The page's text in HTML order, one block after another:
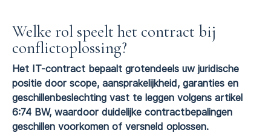
Welke rol speelt het contract bij
conflictoplossing?
Het IT-contract bepaalt grotendeels uw juridische
positie door scope, aansprakelijkheid, garanties en
geschillenbeslechting vast te leggen volgens artikel
6:74 BW, waardoor duidelijke contractbepalingen
geschillen voorkomen of versneld oplossen.